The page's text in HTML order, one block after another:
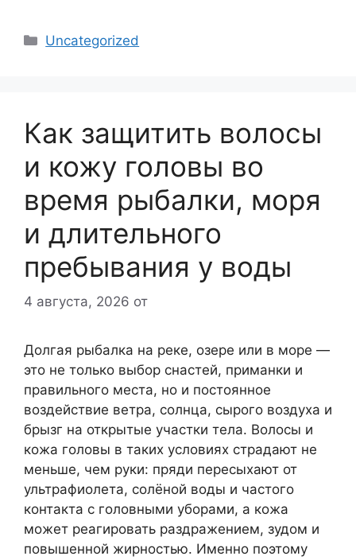
Рубрики
Uncategorized
Как защитить волосы
и кожу головы во
время рыбалки, моря
и длительного
пребывания у воды
4 августа, 2026 от
Долгая рыбалка на реке, озере или в море —
это не только выбор снастей, приманки и
правильного места, но и постоянное
воздействие ветра, солнца, сырого воздуха и
брызг на открытые участки тела. Волосы и
кожа головы в таких условиях страдают не
меньше, чем руки: пряди пересыхают от
ультрафиолета, солёной воды и частого
контакта с головными уборами, а кожа
может реагировать раздражением, зудом и
повышенной жирностью. Именно поэтому